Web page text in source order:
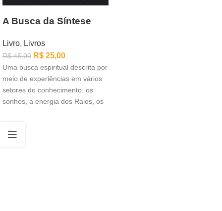
A Busca da Síntese
Livro, Livros
R$45,00 R$ 25,00
Uma busca espiritual descrita por
meio de experiências em vários
setores do conhecimento: os
sonhos, a energia dos Raios, os